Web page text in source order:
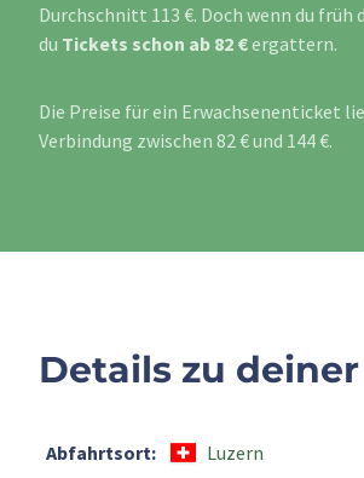
Durchschnitt 113 €. Doch wenn du früh
du Tickets schon ab 82 €ergattern.
Die Preise für ein Erwachsenenticket
Verbindung zwischen 82 € und 144 €.
Details zu deiner
Abfahrtsort:
Luzern